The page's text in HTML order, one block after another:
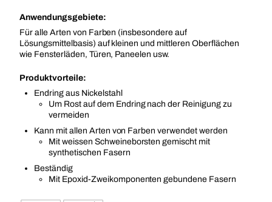
Anwendungsgebiete:
Für alle Arten von Farben (insbesondere auf
Lösungsmittelbasis) auf kleinen und mittleren Oberflächen
wie Fensterläden, Türen, Paneelen usw.
Produktvorteile:
Endring aus Nickelstahl
Um Rost auf dem Endring nach der Reinigung zu
vermeiden
Kann mit allen Arten von Farben verwendet werden
Mit weissen Schweineborsten gemischt mit
synthetischen Fasern
Beständig
Mit Epoxid-Zweikomponenten gebundene Fasern